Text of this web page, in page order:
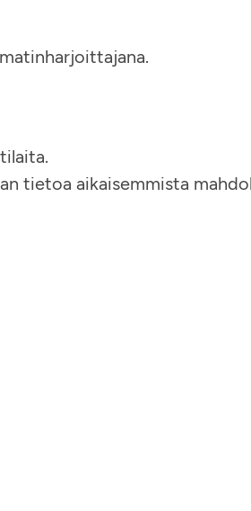
tietoa aikaisemmista